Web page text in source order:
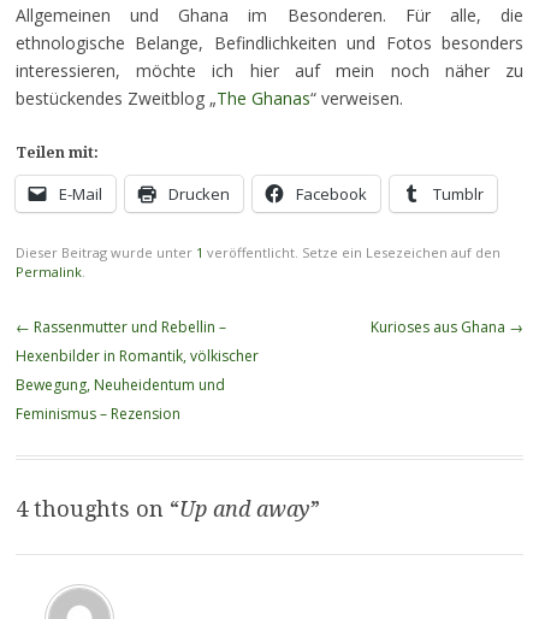
Allgemeinen und Ghana im Besonderen. Für alle, die
ethnologische Belange, Befindlichkeiten und Fotos besonders
interessieren, möchte ich hier auf mein noch näher zu
bestückendes Zweitblog „The Ghanas“ verweisen.
Teilen mit:
E-Mail Drucken Facebook Tumblr
Dieser Beitrag wurde unter 1 veröffentlicht. Setze ein Lesezeichen auf den
Permalink.
Beitragsnavigation
← Rassenmutter und Rebellin –
Hexenbilder in Romantik, völkischer
Bewegung, Neuheidentum und
Feminismus – Rezension
Kurioses aus Ghana →
4 thoughts on “Up and away”